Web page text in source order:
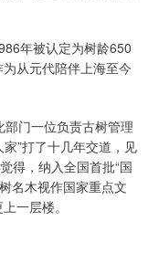
年被认定为树龄650
从元代陪伴上海至今
部门一位负责古树管理
”打了十几年交道，见
得，纳入全国首批“国
名木视作国家重点文
一层楼。